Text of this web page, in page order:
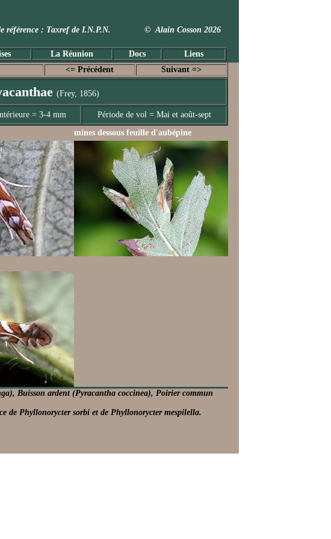
de référence : Taxref de I.N.P.N. © Alain Cosson 2026
La Réunion Docs Liens
<= Précédent Suivant =>
(Frey, 1856)
= 3-4 mm
Période de vol = Mai et août-sept
mines dessous feuille d'aubépine
Buisson ardent (Pyracantha coccinea), Poirier commun
de Phyllonorycter sorbi et de Phyllonorycter mespilella.